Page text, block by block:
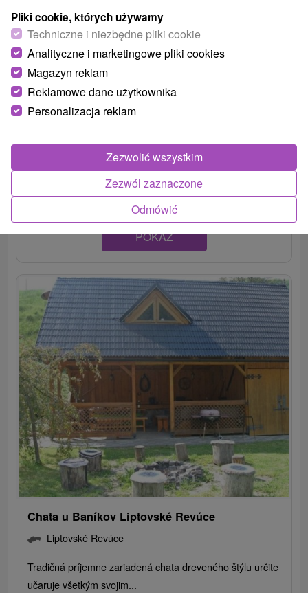
Drevenica Denisa Liptovské Revúce
Liptovské Revúce
Drevenica v modernom štýle na okraji malebnej dedinky
Liptovské Revúce ponúka celoročné ubytovanie v dvoch...
POKAZ
Chata u Baníkov Liptovské Revúce
Liptovské Revúce
Tradičná príjemne zariadená chata dreveného štýlu určite
učaruje všetkým svojim...
Pliki cookie, których używamy
Techniczne i niezbędne pliki cookie
Analityczne i marketingowe pliki cookies
Magazyn reklam
Reklamowe dane użytkownika
Personalizacja reklam
Odmówić
Zezwól zaznaczone
Zezwolić wszystkim